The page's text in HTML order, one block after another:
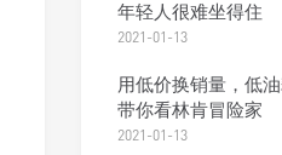
年轻人很难坐得住
2021-01-13
用低价换销量，低
带你看林肯冒险家
2021-01-13